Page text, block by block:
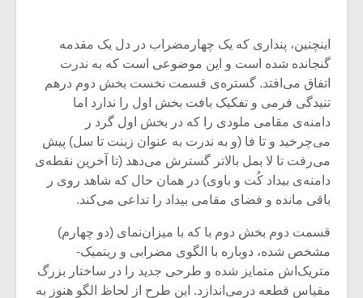
اینچنین، پنداری که یک چهارمضراب در دل یک مقدمه
گنجانده شده است و این موضوعی است که به ندرت
اتفاق می‌افتد. گستره‌ی قسمت نخست بخش دوم درهم
تنیدگی فرمی و تفکیک بافت بخش اول را ندارد اما
دامنه‌ی مقامی ملودی را که در بخش اول گرد ر
می‌چرخید و تا فا (و به ندرت به عنوان زینت تا سل) پیش
می‌رفت تا لا بمل بالاتر گسترش می‌دهد (تا آخرین نقطه‌ی
دامنه‌ی بیداد کُت و باوی) در همان حال که شاهد روی ر
باقی مانده و فضای مقامی بیداد را تداعی می‌کند.
قسمت دوم بخش دوم با که با میزان‌نمای (دو چهارم)
مشخص شده، دوباره با الگوی مضرابی و ریتمیک-
متریک‌اش متمایز شده و طرحی جدید را در ساختار بزرگ
مقیاس قطعه درمی‌اندازد. این طرح از لحاظ الگو هنوز به